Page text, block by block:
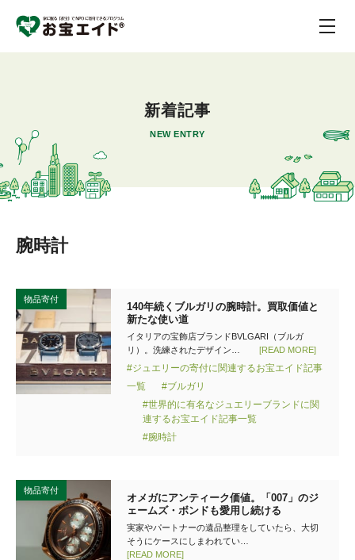
新着記事
NEW ENTRY
腕時計
物品寄付
140年続くブルガリの腕時計。買取価値と
新たな使い道
イタリアの宝飾店ブランドBVLGARI（ブルガ
リ）。洗練されたデザイン…
[READ MORE]
#ジュエリーの寄付に関連するお宝エイド記事
一覧
#ブルガリ
#世界的に有名なジュエリーブランドに関
連するお宝エイド記事一覧
#腕時計
物品寄付
オメガにアンティーク価値。「007」のジ
ェームズ・ボンドも愛用し続ける
実家やパートナーの遺品整理をしていたら、大切
そうにケースにしまわれてい…
[READ MORE]